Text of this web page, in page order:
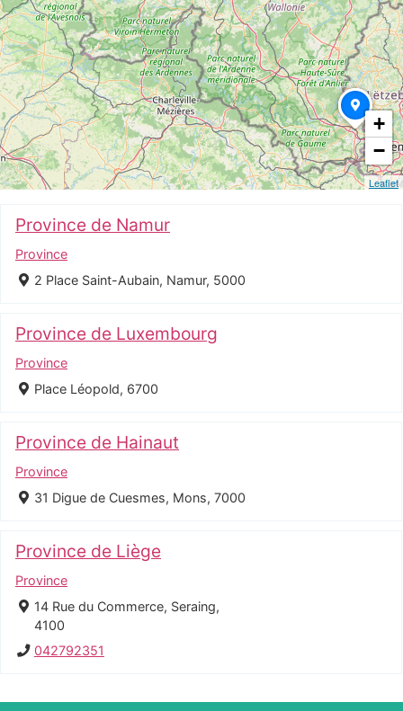
Province de Namur
Province
2 Place Saint-Aubain, Namur, 5000
Province de Luxembourg
Province
Place Léopold, 6700
Province de Hainaut
Province
31 Digue de Cuesmes, Mons, 7000
Province de Liège
Province
14 Rue du Commerce, Seraing,
4100
042792351
+
−
Leaflet